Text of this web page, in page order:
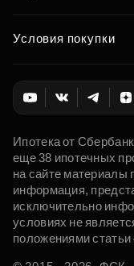
Условия покупки
Ипотека от
еще 38 ипотечных
на сайте
информация,
исключительно
условиях не
положениями